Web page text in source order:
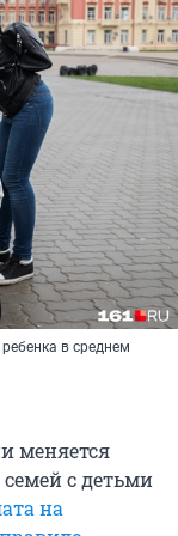
в среднем
меняется
с детьми
на